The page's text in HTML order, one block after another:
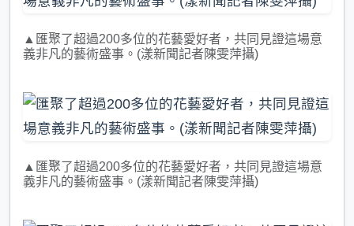
▲匯聚了超過200多位的花藝愛好者，共同見證這場意
義非凡的藝術盛事。(漾新聞記者陳雯萍攝)
▲匯聚了超過200多位的花藝愛好者，共同見證這場意
義非凡的藝術盛事。(漾新聞記者陳雯萍攝)